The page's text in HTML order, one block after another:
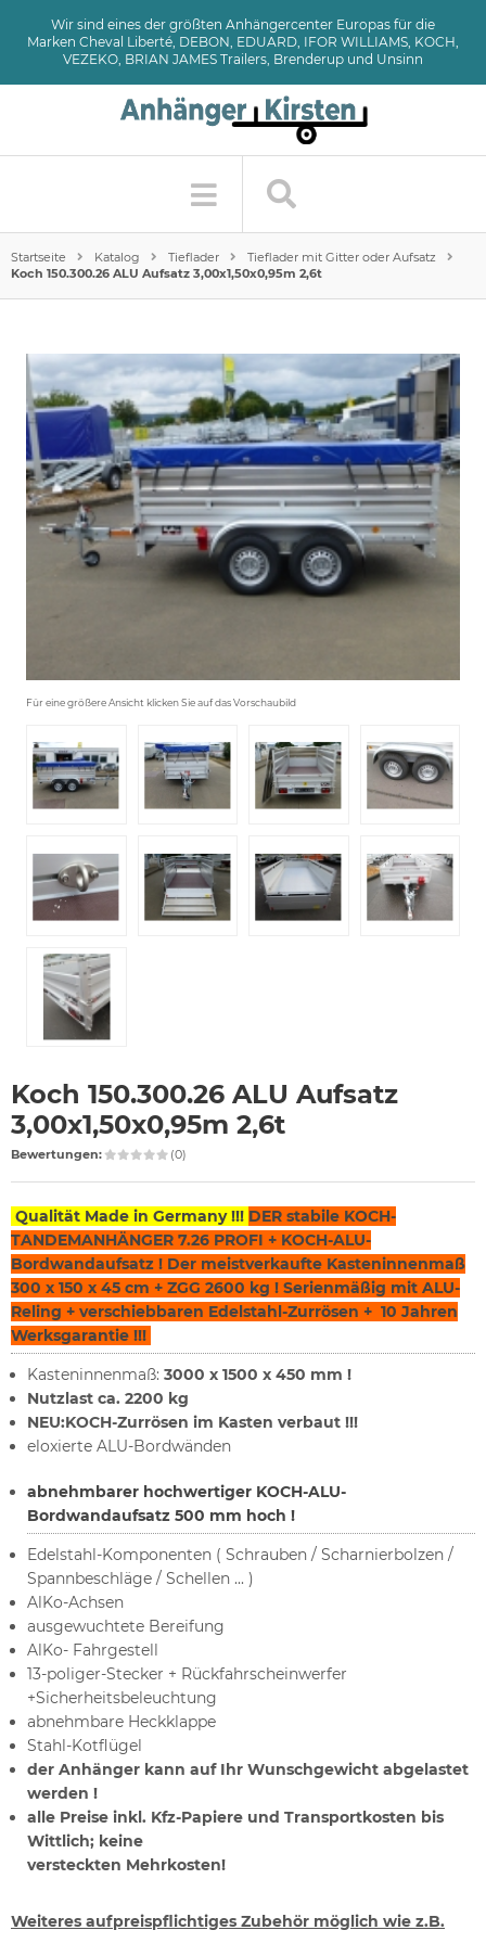
Wir sind eines der größten Anhängercenter Europas für die
Marken Cheval Liberté, DEBON, EDUARD, IFOR WILLIAMS, KOCH,
VEZEKO, BRIAN JAMES Trailers, Brenderup und Unsinn
Startseite Katalog Tieflader
Tieflader mit Gitter oder Aufsatz
Koch 150.300.26 ALU Aufsatz 3,00x1,50x0,95m 2,6t
Für eine größere Ansicht klicken Sie auf das Vorschaubild
Koch 150.300.26 ALU Aufsatz
3,00x1,50x0,95m 2,6t
Bewertungen: (0)
Qualität Made in Germany !!! DER stabile KOCH-
TANDEMANHÄNGER 7.26 PROFI + KOCH-ALU-
Bordwandaufsatz ! Der meistverkaufte Kasteninnenmaß
300 x 150 x 45 cm + ZGG 2600 kg ! Serienmäßig mit ALU-
Reling + verschiebbaren Edelstahl-Zurrösen + 10 Jahren
Werksgarantie !!!
Kasteninnenmaß: 3000 x 1500 x 450 mm !
Nutzlast ca. 2200 kg
NEU:KOCH-Zurrösen im Kasten verbaut !!!
eloxierte ALU-Bordwänden
abnehmbarer hochwertiger KOCH-ALU-
Bordwandaufsatz 500 mm hoch !
Edelstahl-Komponenten ( Schrauben / Scharnierbolzen /
Spannbeschläge / Schellen ... )
AlKo-Achsen
ausgewuchtete Bereifung
AlKo- Fahrgestell
13-poliger-Stecker + Rückfahrscheinwerfer
+Sicherheitsbeleuchtung
abnehmbare Heckklappe
Stahl-Kotflügel
der Anhänger kann auf Ihr Wunschgewicht abgelastet
werden !
alle Preise inkl. Kfz-Papiere und Transportkosten bis
Wittlich; keine
versteckten Mehrkosten!
Weiteres aufpreispflichtiges Zubehör möglich wie z.B.